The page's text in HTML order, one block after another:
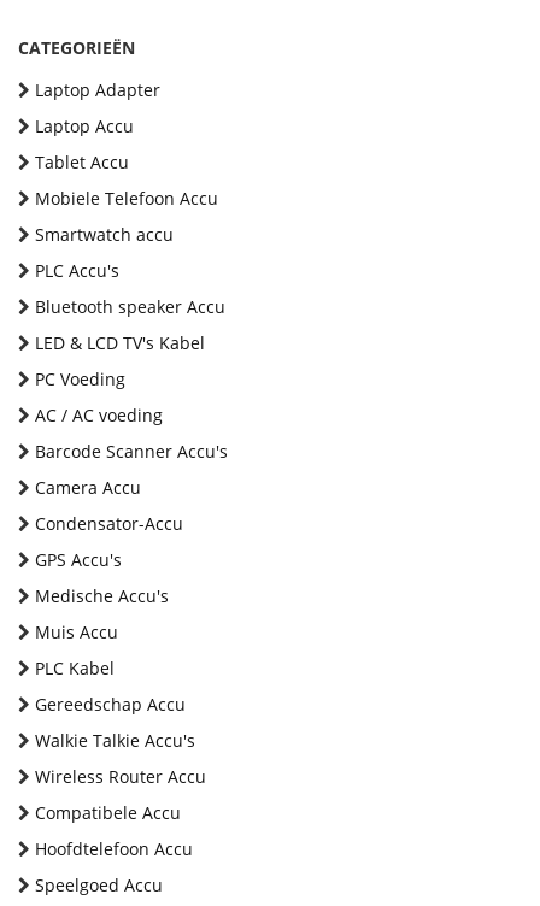
CATEGORIEËN
Laptop Adapter
Laptop Accu
Tablet Accu
Mobiele Telefoon Accu
Smartwatch accu
PLC Accu's
Bluetooth speaker Accu
LED & LCD TV's Kabel
PC Voeding
AC / AC voeding
Barcode Scanner Accu's
Camera Accu
Condensator-Accu
GPS Accu's
Medische Accu's
Muis Accu
PLC Kabel
Gereedschap Accu
Walkie Talkie Accu's
Wireless Router Accu
Compatibele Accu
Hoofdtelefoon Accu
Speelgoed Accu